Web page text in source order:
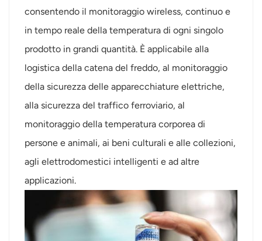
consentendo il monitoraggio wireless, continuo e
in tempo reale della temperatura di ogni singolo
prodotto in grandi quantità. È applicabile alla
logistica della catena del freddo, al monitoraggio
della sicurezza delle apparecchiature elettriche,
alla sicurezza del traffico ferroviario, al
monitoraggio della temperatura corporea di
persone e animali, ai beni culturali e alle collezioni,
agli elettrodomestici intelligenti e ad altre
applicazioni.